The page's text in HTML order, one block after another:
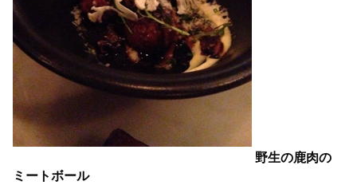
野生の鹿肉の
ミートボール